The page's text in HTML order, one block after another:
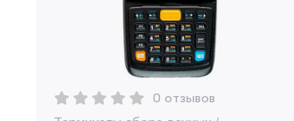
0 отзывов